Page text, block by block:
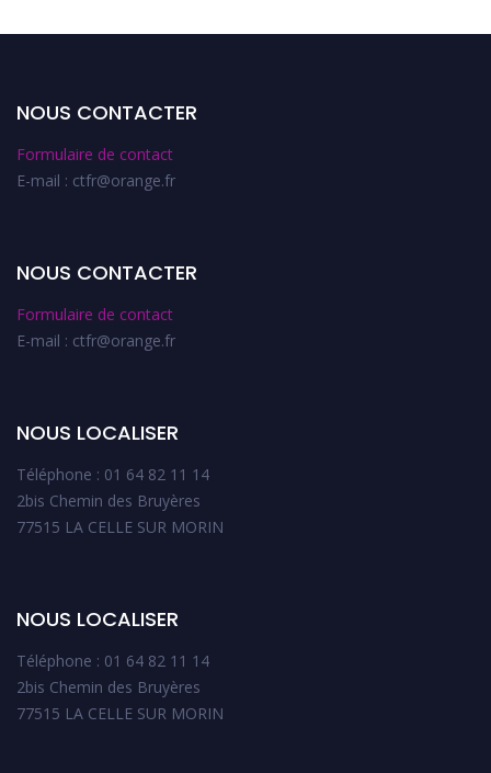
NOUS CONTACTER
Formulaire de contact
E-mail : ctfr@orange.fr
NOUS CONTACTER
Formulaire de contact
E-mail : ctfr@orange.fr
NOUS LOCALISER
Téléphone : 01 64 82 11 14
2bis Chemin des Bruyères
77515 LA CELLE SUR MORIN
NOUS LOCALISER
Téléphone : 01 64 82 11 14
2bis Chemin des Bruyères
77515 LA CELLE SUR MORIN